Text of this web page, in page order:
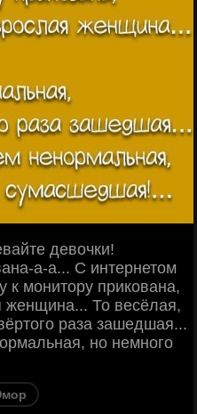
девочки!
а-а... С интернетом
к монитору прикована,
женщина... То весёлая,
раза зашедшая...
но немного